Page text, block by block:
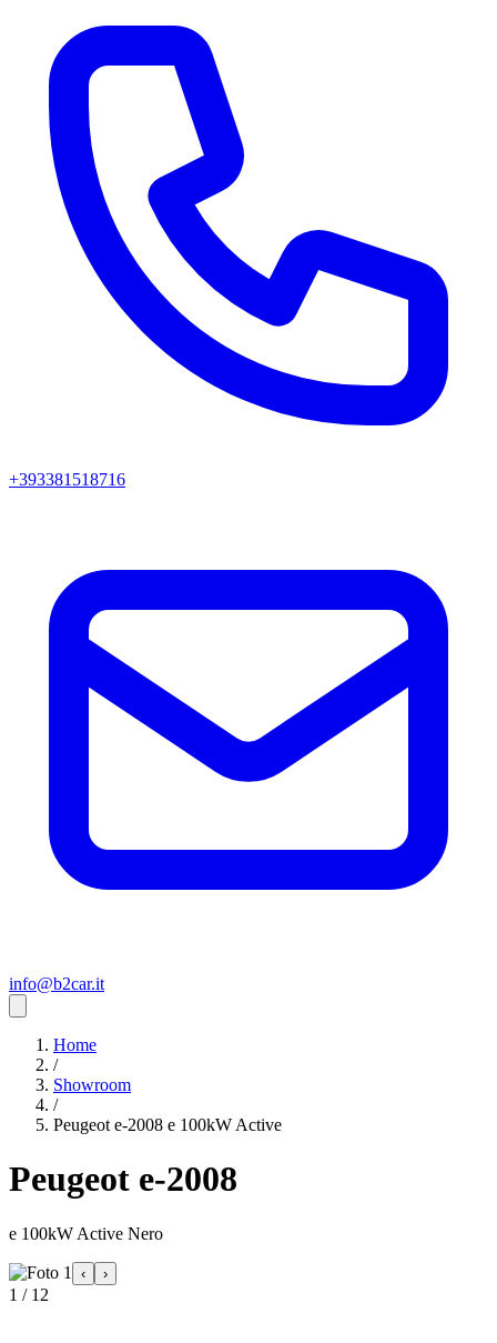
+393381518716
info@b2car.it
Home
/
Showroom
/
Peugeot e-2008 e 100kW Active
Peugeot e-2008
e 100kW Active Nero
‹ ›
1 / 12